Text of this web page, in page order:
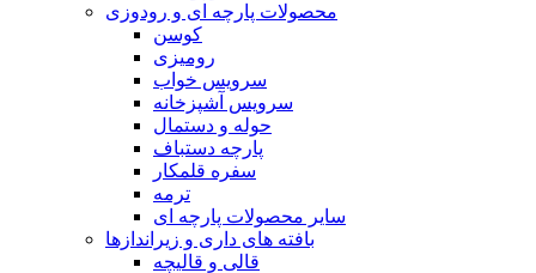
محصولات پارچه ای و رودوزی
کوسن
رومیزی
سرویس خواب
سرویس آشپزخانه
حوله و دستمال
پارچه دستباف
سفره قلمکار
ترمه
سایر محصولات پارچه ای
بافته های داری و زیراندازها
قالی و قالیچه